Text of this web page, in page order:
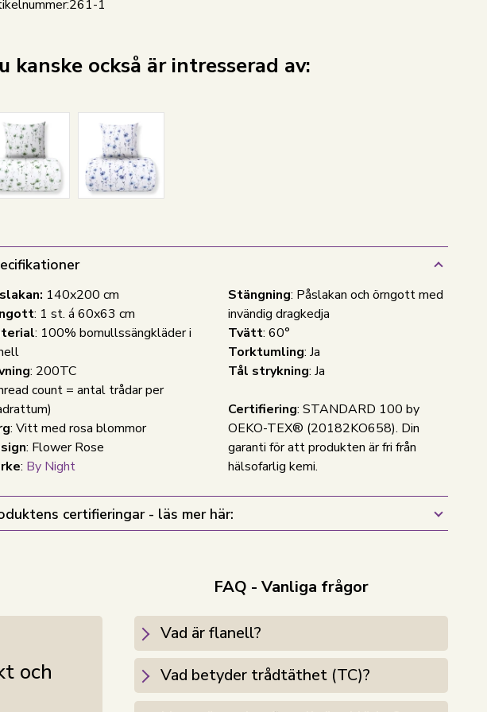
261-1
kanske också är intresserad av:
140x200 cm
: 1 st. á 60x63 cm
: 100% bomullssängkläder i
: 200TC
count = antal trådar per
: Vitt med rosa blommor
: Flower Rose
: By Night
Stängning: Påslakan och örngott med
invändig dragkedja
Tvätt: 60°
Torktumling: Ja
Tål strykning: Ja
Certifiering: STANDARD 100 by
OEKO-TEX® (20182KO658). Din
garanti för att produkten är fri från
hälsofarlig kemi.
certifieringar - läs mer här:
och
FAQ - Vanliga frågor
Vad är flanell?
Vad betyder trådtäthet (TC)?